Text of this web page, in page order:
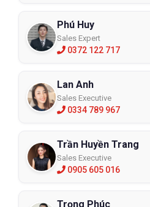
Phú Huy
Sales Expert
0372 122 717
Lan Anh
Sales Executive
0334 789 967
Trần Huyền Trang
Sales Executive
0905 605 016
Trọng Phúc